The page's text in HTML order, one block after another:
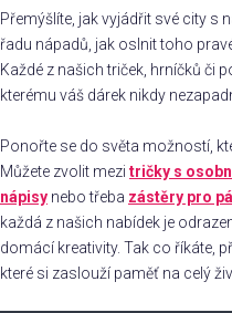
Přemýšlíte, jak vyjádřit své city s
řadu nápadů, jak oslnit toho
Každé z našich triček, hrníčků či
kterému váš dárek nikdy
Ponořte se do světa možností,
Můžete zvolit mezi tričky s
nápisy nebo třeba zástěry pro
každá z našich nabídek je
domácí kreativity. Tak co říkáte,
které si zaslouží paměť na celý